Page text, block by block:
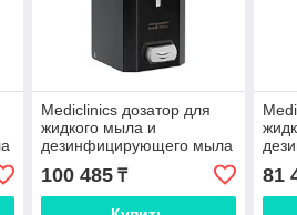
Mediclinics дозатор для
жидкого мыла и
дезинфицирующего мыла
геля нажимной
100 485₸ 81